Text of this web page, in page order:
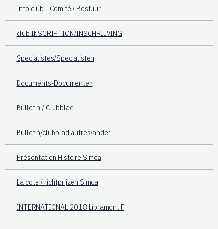
Info club - Comité / Bestuur
club INSCRIPTION/INSCHRIJVING
Spécialistes/Specialisten
Documents-Documenten
Bulletin / Clubblad
Bulletin/clubblad autres/ander
Présentation Histoire Simca
La cote / richtprijzen Simca
INTERNATIONAL 2018 Libramont F